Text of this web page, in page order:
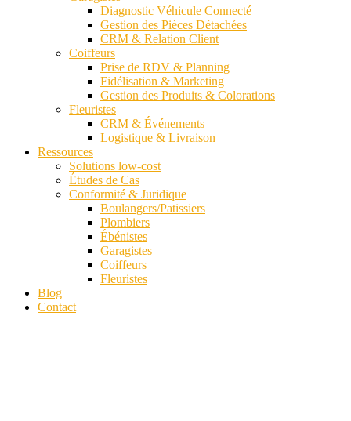
Diagnostic Véhicule Connecté
Gestion des Pièces Détachées
CRM & Relation Client
Coiffeurs
Prise de RDV & Planning
Fidélisation & Marketing
Gestion des Produits & Colorations
Fleuristes
CRM & Événements
Logistique & Livraison
Ressources
Solutions low-cost
Études de Cas
Conformité & Juridique
Boulangers/Patissiers
Plombiers
Ébénistes
Garagistes
Coiffeurs
Fleuristes
Blog
Contact